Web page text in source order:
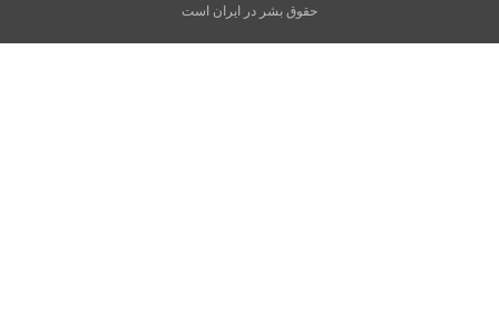
حقوق بشر در ایران است